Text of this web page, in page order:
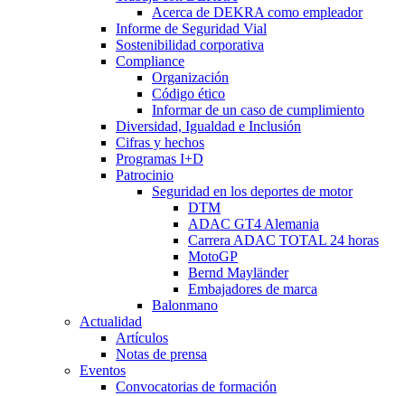
Acerca de DEKRA como empleador
Informe de Seguridad Vial
Sostenibilidad corporativa
Compliance
Organización
Código ético
Informar de un caso de cumplimiento
Diversidad, Igualdad e Inclusión
Cifras y hechos
Programas I+D
Patrocinio
Seguridad en los deportes de motor
DTM
ADAC GT4 Alemania
Carrera ADAC TOTAL 24 horas
MotoGP
Bernd Mayländer
Embajadores de marca
Balonmano
Actualidad
Artículos
Notas de prensa
Eventos
Convocatorias de formación